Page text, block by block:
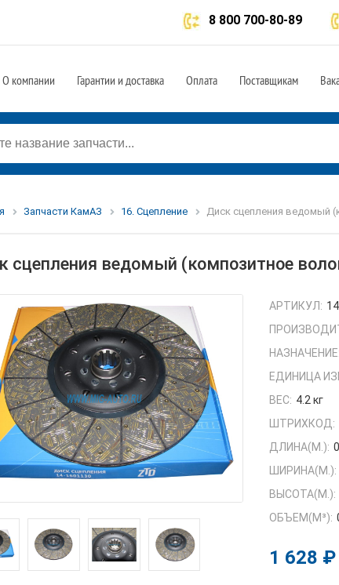
8 800 700-80-89
О компании Гарантии и доставка Оплата Поставщикам
Запчасти КамАЗ 16. Сцепление Диск сцепления ведомый
сцепления ведомый (композитное
АРТИКУЛ:
НАЗНАЧЕНИЕ:
ЕДИНИЦА
ВЕС: 4.2 кг
ШТРИХКОД:
ДЛИНА(М.):
ШИРИНА(М.):
ВЫСОТА(М.):
ОБЪЕМ(M³):
1 628 ₽